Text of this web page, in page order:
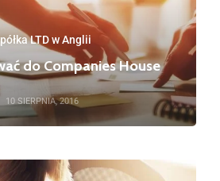
LTD w Anglii
do Companies House
10 SIERPNIA, 2016